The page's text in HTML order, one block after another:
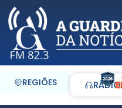
REGIÕES RÁDIO